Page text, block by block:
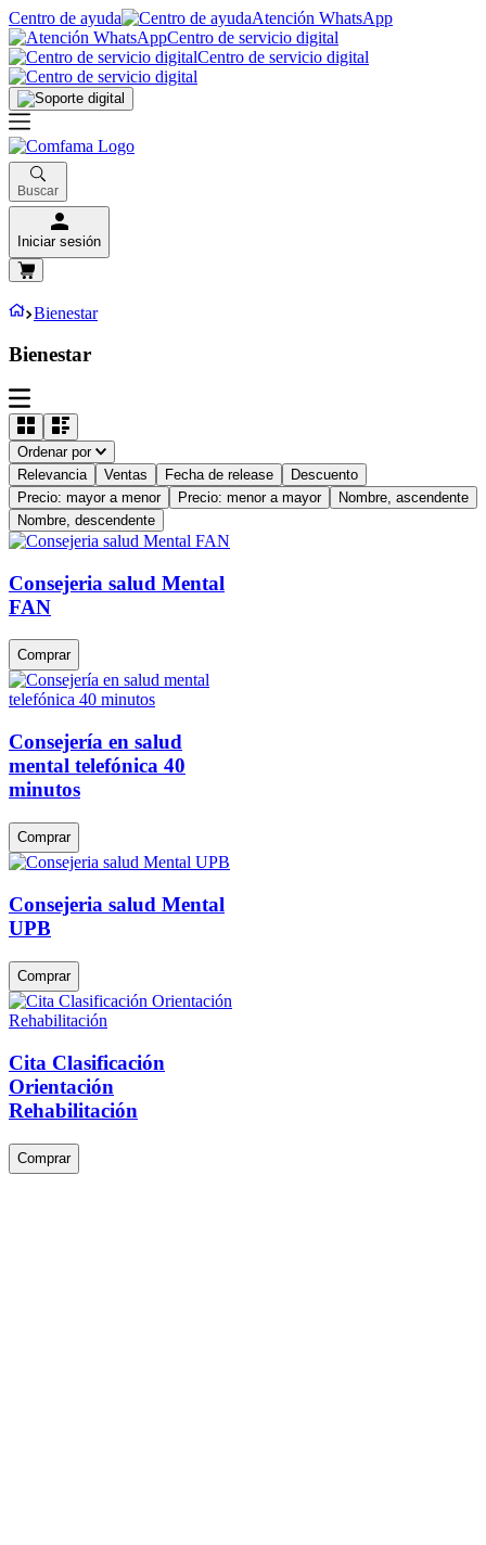
Centro de ayuda
Atención WhatsApp
Centro de servicio digital
Centro de servicio digital
Buscar
Iniciar sesión
Bienestar
Bienestar
Ordenar por
Relevancia
Ventas Fecha de release
Descuento
Precio: mayor a menor
Precio: menor a mayor
Nombre, ascendente
Nombre, descendente
Consejeria salud Mental
FAN
Comprar
Consejería en salud
mental telefónica 40
minutos
Comprar
Consejeria salud Mental
UPB
Comprar
Cita Clasificación
Orientación
Rehabilitación
Comprar